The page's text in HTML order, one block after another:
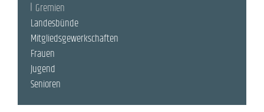
Gremien
Landesbünde
Mitgliedsgewerkschaften
Frauen
Jugend
Senioren